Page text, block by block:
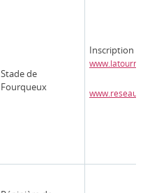
Stade de
Fourqueux
Inscription